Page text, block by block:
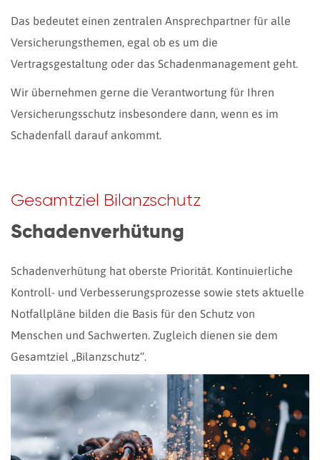
Das bedeutet einen zentralen Ansprechpartner für alle
Versicherungsthemen, egal ob es um die
Vertragsgestaltung oder das Schadenmanagement geht.
Wir übernehmen gerne die Verantwortung für Ihren
Versicherungsschutz insbesondere dann, wenn es im
Schadenfall darauf ankommt.
Gesamtziel Bilanzschutz
Schadenverhütung
Schadenverhütung hat oberste Priorität. Kontinuierliche
Kontroll- und Verbesserungsprozesse sowie stets aktuelle
Notfallpläne bilden die Basis für den Schutz von
Menschen und Sachwerten. Zugleich dienen sie dem
Gesamtziel „Bilanzschutz“.